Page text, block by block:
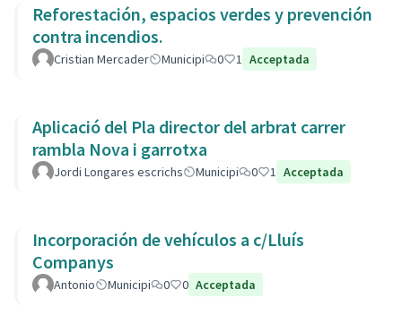
Reforestación, espacios verdes y prevención
contra incendios.
Cristian Mercader Municipi 0 1 Acceptada
Aplicació del Pla director del arbrat carrer
rambla Nova i garrotxa
Jordi Longares escrichs Municipi 0 1 Acceptada
Incorporación de vehículos a c/Lluís
Companys
Antonio Municipi 0 0 Acceptada